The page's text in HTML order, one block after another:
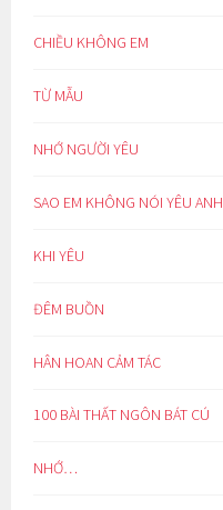
CHIỀU KHÔNG EM
TỪ MẪU
NHỚ NGƯỜI YÊU
SAO EM KHÔNG NÓI YÊU ANH
KHI YÊU
ĐÊM BUỒN
HÂN HOAN CẢM TÁC
100 BÀI THẤT NGÔN BÁT CÚ
NHỚ…